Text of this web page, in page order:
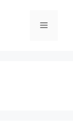
Menu